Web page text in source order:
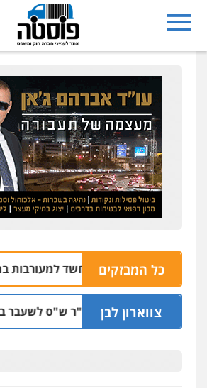
כל המבזקים
רחובות נעצרו בחשד למעורבות
צווארון לבן
כתב אישום: יו"ר ש"ס לשעבר